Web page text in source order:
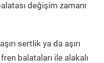
değişim zamanı
sertlik ya da aşırı
balataları ile alakalı